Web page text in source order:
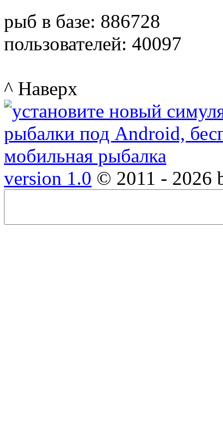
рыб в базе: 886728
пользователей: 40097
^ Наверх
version 1.0 © 2011 - 2026